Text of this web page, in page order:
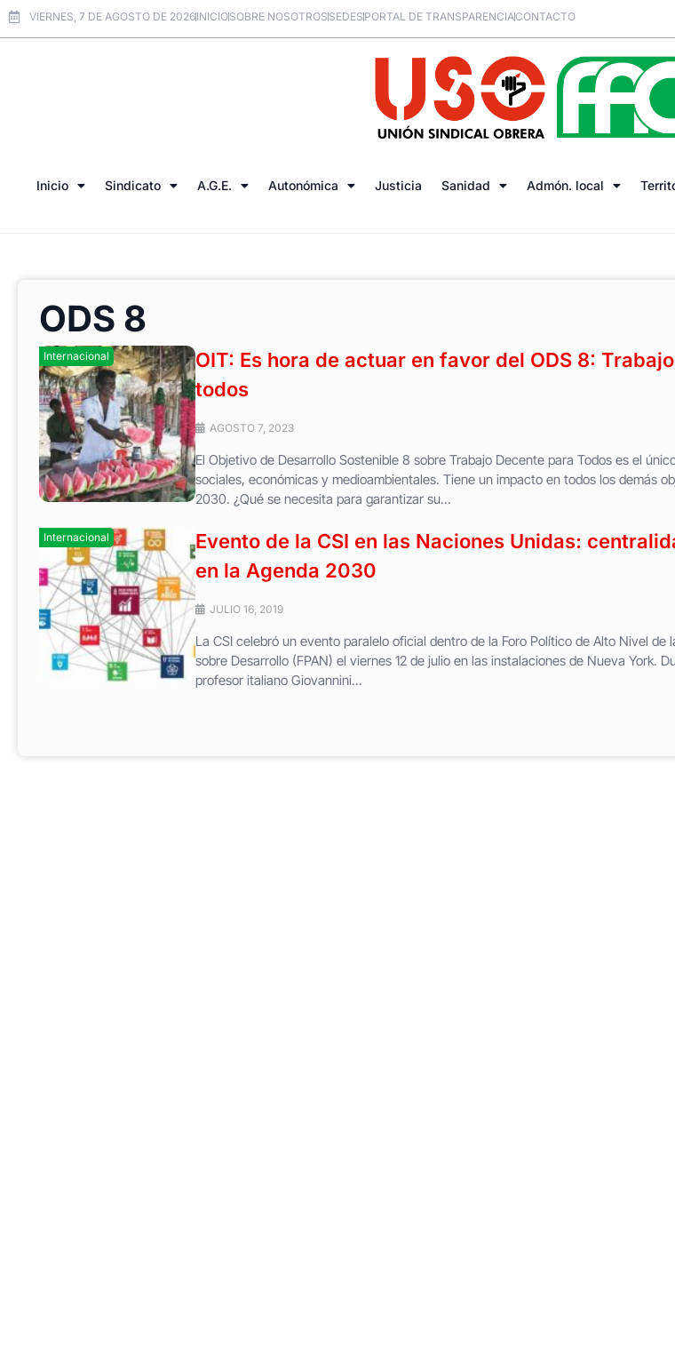
VIERNES, 7 DE AGOSTO DE 2026INICIOSOBRE NOSOTROSSEDESPORTAL DE TRANSPARENCIACONTACTO
Inicio Sindicato A.G.E. Autonómica Justicia Sanidad Admón. local
ODS 8
Internacional
OIT: Es hora de actuar en favor del ODS 8:
todos
AGOSTO 7, 2023
El Objetivo de Desarrollo Sostenible 8 sobre Trabajo Decente para Todos es el
sociales, económicas y medioambientales. Tiene un impacto en todos los demás
2030. ¿Qué se necesita para garantizar su...
Internacional
Evento de la CSI en las Naciones Unidas:
en la Agenda 2030
JULIO 16, 2019
La CSI celebró un evento paralelo oficial dentro de la Foro Político de Alto Nivel de
sobre Desarrollo (FPAN) el viernes 12 de julio en las instalaciones de Nueva York.
profesor italiano Giovannini...